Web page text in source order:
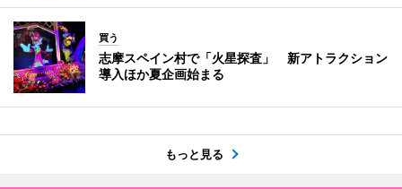
買う
志摩スペイン村で「火星探査」 新アトラクション
導入ほか夏企画始まる
もっと見る